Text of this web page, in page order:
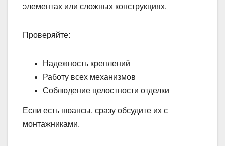
элементах или сложных конструкциях.
Проверяйте:
Надежность креплений
Работу всех механизмов
Соблюдение целостности отделки
Если есть нюансы, сразу обсудите их с
монтажниками.